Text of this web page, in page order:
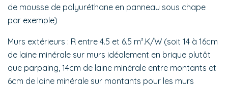
de mousse de polyuréthane en panneau sous chape
par exemple)
Murs extérieurs : R entre 4.5 et 6.5 m².K/W (soit 14 à 16cm
de laine minérale sur murs idéalement en brique plutôt
que parpaing, 14cm de laine minérale entre montants et
6cm de laine minérale sur montants pour les murs